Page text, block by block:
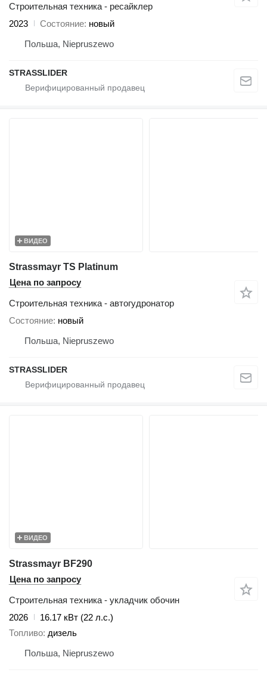
Строительная техника - ресайклер
2023
Состояние новый
Польша, Niepruszewo
STRASSLIDER
ВИДЕО
Strassmayr TS Platinum
Цена по запросу
Строительная техника - автогудронатор
Состояние новый
Польша, Niepruszewo
STRASSLIDER
ВИДЕО
Strassmayr BF290
Цена по запросу
Строительная техника - укладчик обочин
2026
16.17 кВт (22 л.с.)
Топливо дизель
Польша, Niepruszewo